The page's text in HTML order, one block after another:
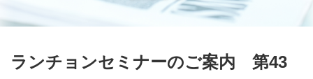
ランチョンセミナーのご案内 第43